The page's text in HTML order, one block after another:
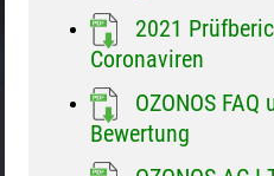
2021
Coronaviren
OZONOS
Bewertung